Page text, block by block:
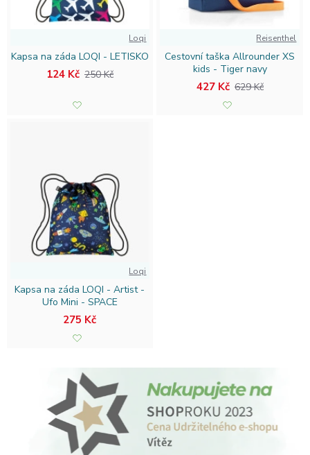
Loqi
Kapsa na záda LOQI - LETISKO
124 Kč 250 Kč
Reisenthel
Cestovní taška Allrounder XS
kids - Tiger navy
427 Kč 629 Kč
Loqi
Kapsa na záda LOQI - Artist -
Ufo Mini - SPACE
275 Kč